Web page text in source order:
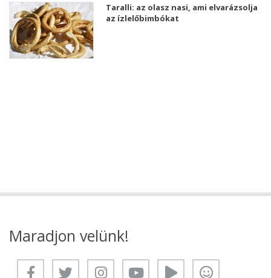
Taralli: az olasz nasi, ami elvarázsolja
az ízlelőbimbókat
Maradjon velünk!